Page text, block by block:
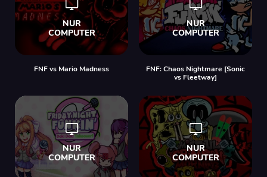
FNF vs Mario Madness
FNF: Chaos Nightmare [Sonic
vs Fleetway]